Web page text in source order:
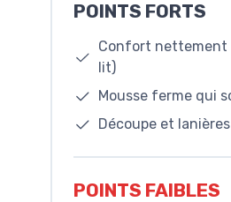
POINTS FORTS
Confort nettement
lit)
Mousse ferme qui
Découpe et
POINTS FAIBLES